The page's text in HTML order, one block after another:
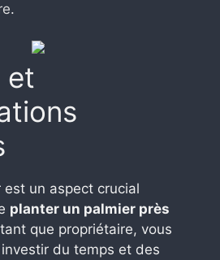
.
et
est un aspect crucial
planter un palmier près
que propriétaire, vous
du temps et des